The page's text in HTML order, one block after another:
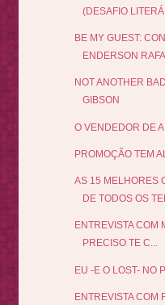
(DESAFIO
BE MY GUEST:
ENDERSON
NOT ANOTHER
GIBSON
O VENDEDOR DE
PROMOÇÃO TEM
AS 15 MELHORES
DE TODOS OS
ENTREVISTA COM
PRECISO TE C...
EU -E O LOST- NO
ENTREVISTA COM